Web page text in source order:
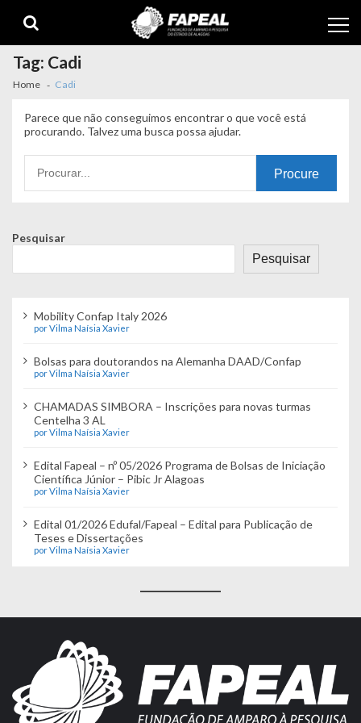
navigation
content
Tag: Cadi
Home Cadi
Parece que não conseguimos encontrar o que você está
procurando. Talvez uma busca possa ajudar.
por:
Pesquisar
Pesquisar
Mobility Confap Italy 2026
por Vilma Naísia Xavier
Bolsas para doutorandos na Alemanha DAAD/Confap
por Vilma Naísia Xavier
CHAMADAS SIMBORA – Inscrições para novas turmas
Centelha 3 AL
por Vilma Naísia Xavier
Edital Fapeal – nº 05/2026 Programa de Bolsas de Iniciação
Científica Júnior – Pibic Jr Alagoas
por Vilma Naísia Xavier
Edital 01/2026 Edufal/Fapeal – Edital para Publicação de
Teses e Dissertações
por Vilma Naísia Xavier